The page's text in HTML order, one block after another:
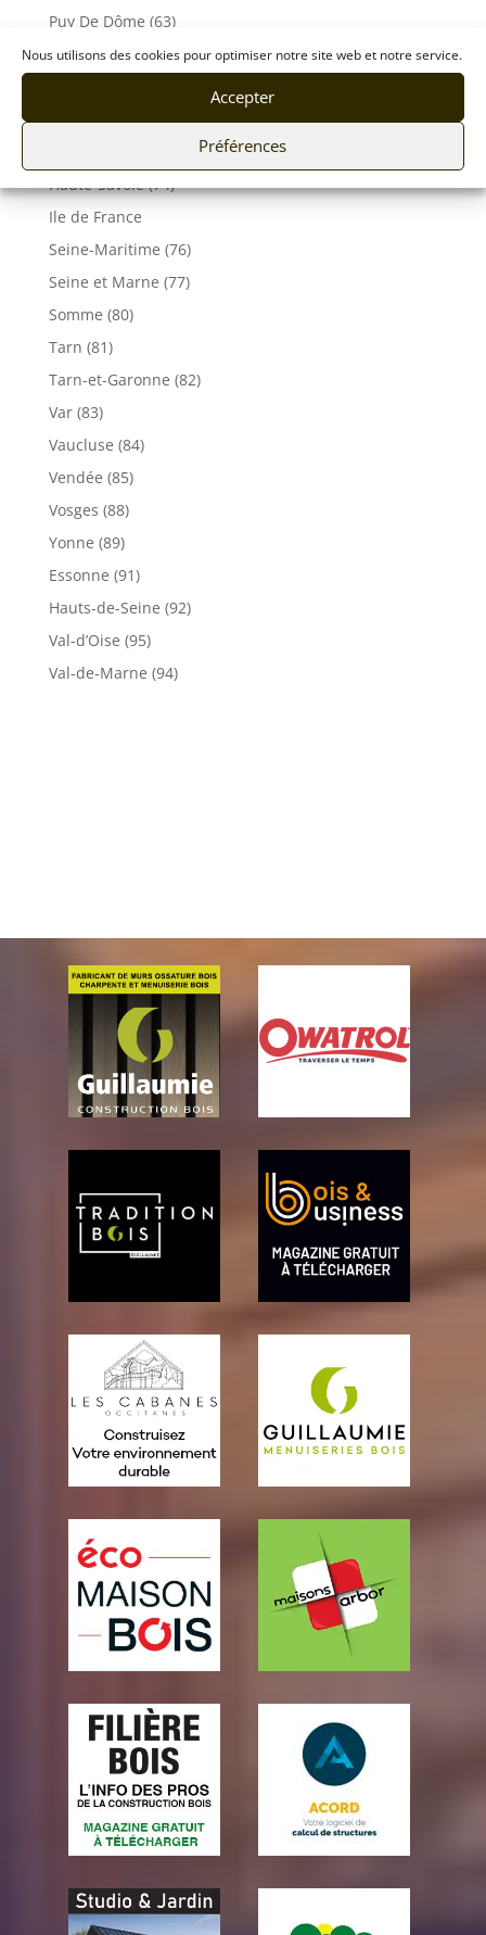
Nous utilisons des cookies pour optimiser notre site web et notre service.
Accepter
Préférences
Puy De Dôme (63)
Pyrénées-Atlantiques (64)
Sarthe (72)
Haute-Savoie (74)
Ile de France
Seine-Maritime (76)
Seine et Marne (77)
Somme (80)
Tarn (81)
Tarn-et-Garonne (82)
Var (83)
Vaucluse (84)
Vendée (85)
Vosges (88)
Yonne (89)
Essonne (91)
Hauts-de-Seine (92)
Val-d’Oise (95)
Val-de-Marne (94)